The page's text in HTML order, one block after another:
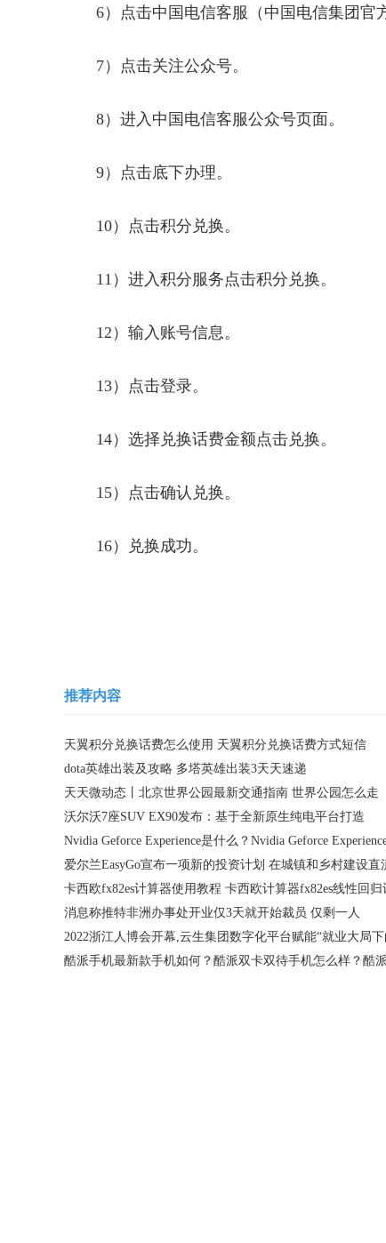
6）点击中国电信客服（中国电信集团官
7）点击关注公众号。
8）进入中国电信客服公众号页面。
9）点击底下办理。
10）点击积分兑换。
11）进入积分服务点击积分兑换。
12）输入账号信息。
13）点击登录。
14）选择兑换话费金额点击兑换。
15）点击确认兑换。
16）兑换成功。
推荐内容
天翼积分兑换话费怎么使用 天翼积分兑换话费方式短信
dota英雄出装及攻略 多塔英雄出装3天天速递
天天微动态丨北京世界公园最新交通指南 世界公园怎么走
沃尔沃7座SUV EX90发布：基于全新原生纯电平台打造
消息称推特非洲办事处开业仅3天就开始裁员 仅剩一人